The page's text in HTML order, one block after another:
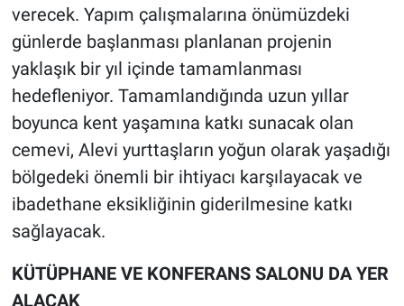
verecek. Yapım çalışmalarına önümüzdeki
günlerde başlanması planlanan projenin
yaklaşık bir yıl içinde tamamlanması
hedefleniyor. Tamamlandığında uzun yıllar
boyunca kent yaşamına katkı sunacak olan
cemevi, Alevi yurttaşların yoğun olarak yaşadığı
bölgedeki önemli bir ihtiyacı karşılayacak ve
ibadethane eksikliğinin giderilmesine katkı
sağlayacak.
KÜTÜPHANE VE KONFERANS SALONU DA YER
ALACAK